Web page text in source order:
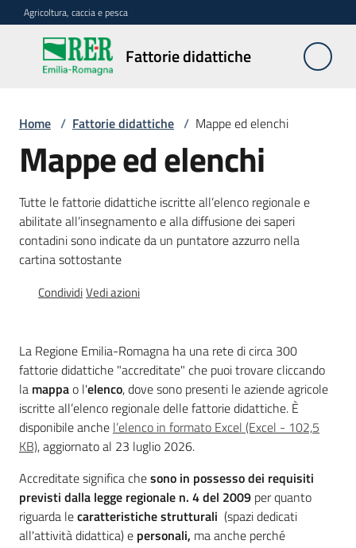
Vai al contenuto
Vai alla navigazione
Vai al footer
Agricoltura, caccia e pesca
Fattorie didattiche
Fattorie
didattiche
sulla
mappa
Menu selezionato
Requisiti
necessari
Corsi
abilitanti
Agricoltura
in
cifre
Home / Fattorie didattiche / Mappe ed elenchi
Mappe ed elenchi
Tutte le fattorie didattiche iscritte all’elenco regionale e
abilitate all’insegnamento e alla diffusione dei saperi
contadini sono indicate da un puntatore azzurro nella
cartina sottostante
CondividiVedi azioni
La Regione Emilia-Romagna ha una rete di circa 300
fattorie didattiche "accreditate" che puoi trovare cliccando
la mappao l'elenco, dove sono presenti le aziende agricole
iscritte all’elenco regionale delle fattorie didattiche. È
disponibile anche l’elenco in formato Excel (Excel - 102,5
KB), aggiornato al 23 luglio 2026.
Accreditate significa chesono in possesso dei requisiti
previsti dalla legge regionale n. 4 del 2009 per quanto
riguarda lecaratteristichestrutturali (spazi dedicati
all'attività didattica) e personali, ma anche perché